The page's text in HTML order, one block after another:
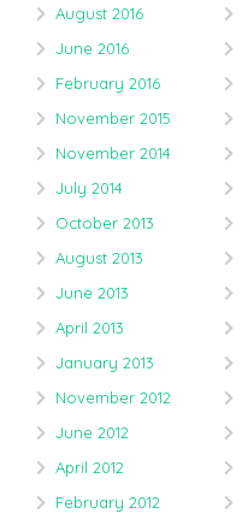
August 2016
June 2016
February 2016
November 2015
November 2014
July 2014
October 2013
August 2013
June 2013
April 2013
January 2013
November 2012
June 2012
April 2012
February 2012